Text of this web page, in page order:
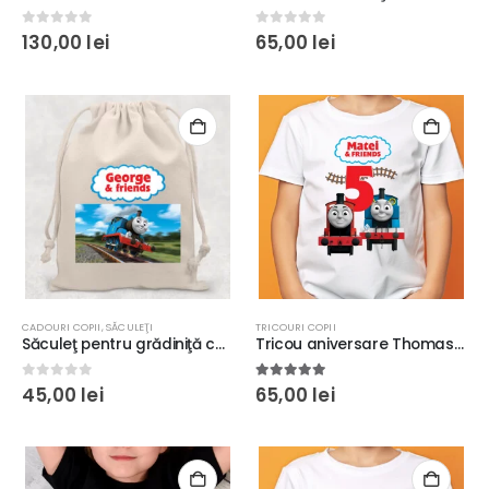
0out of 5
130,00 lei 0 out of 5
65,00 lei
CADOURI COPII,SĂCULEŢI
Săculeţ pentru grădiniţă cu trenuleţul Thomas, personalizat cu nume, 37x36cm, bumbac, culoare crem
0out of 5
45,00 lei
TRICOURI COPII
Tricou aniversare Thomas şi James, personalizat cu nume şi vârstă
5.00out of 5
65,00 lei